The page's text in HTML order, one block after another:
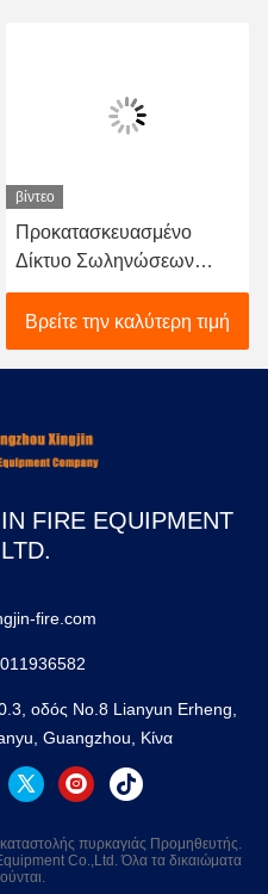
βίντεο
Προκατασκευασμένο
Δίκτυο Σωληνώσεων
Αερίου FM200 - Αξιόπιστο
Σύστημα Αδρανούς
Αερίου για Σταθμούς
Παραγωγής Ενέργειας
Βρείτε την καλύτερη τιμή
FIRE EQUIPMENT
fire.com
οδός No.8 Lianyun Erheng,
Guangzhou, Κίνα
πυρκαγιάς Προμηθευτής.
Co.,Ltd. Όλα τα δικαιώματα